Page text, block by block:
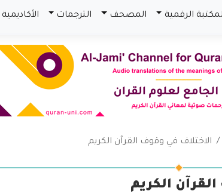
الرقمية المصحف الترجمات الأكاديمية
الاختلاف في وقوف القرآن الكريم
الكريم